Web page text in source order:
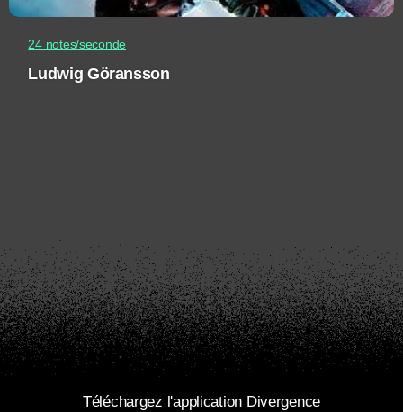
24 notes/seconde
Ludwig Göransson
Téléchargez l'application Divergence